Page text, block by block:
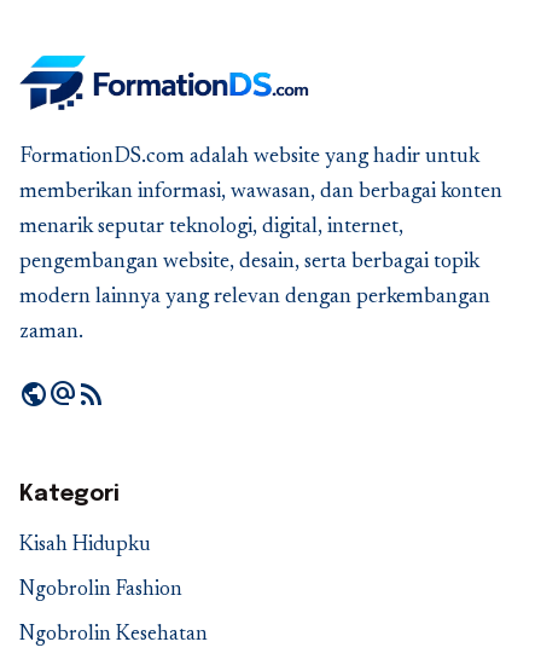
FormationDS.com adalah website yang hadir untuk
memberikan informasi, wawasan, dan berbagai konten
menarik seputar teknologi, digital, internet,
pengembangan website, desain, serta berbagai topik
modern lainnya yang relevan dengan perkembangan
zaman.
publicalternate_emailrss_feed
Kategori
Kisah Hidupku
Ngobrolin Fashion
Ngobrolin Kesehatan